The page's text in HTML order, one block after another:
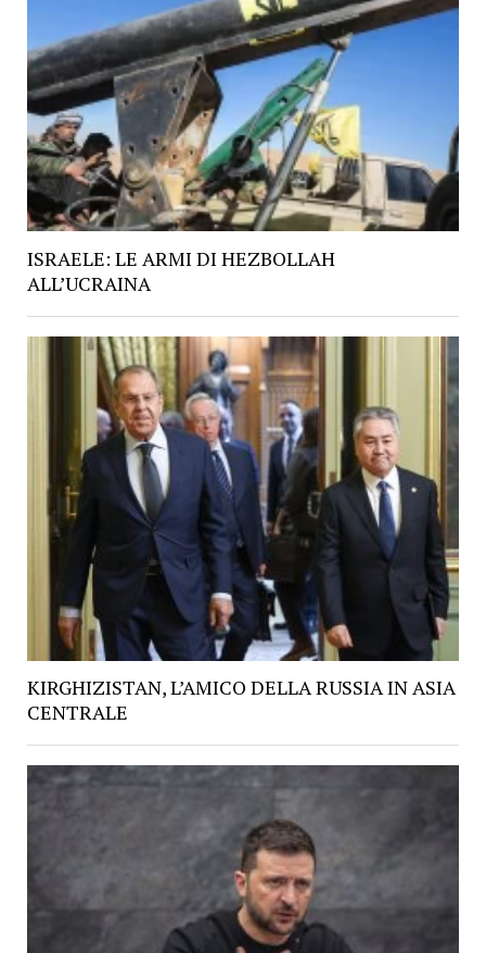
ISRAELE: LE ARMI DI HEZBOLLAH
ALL’UCRAINA
KIRGHIZISTAN, L’AMICO DELLA RUSSIA IN ASIA
CENTRALE